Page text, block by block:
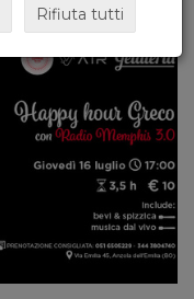
Rifiuta tutti